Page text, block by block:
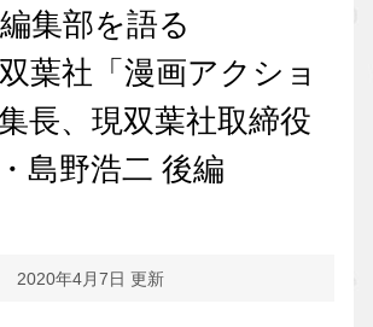
集部を語る
葉社「漫画アクショ
長、現双葉社取締役
島野浩二 後編
2020年4月7日 更新